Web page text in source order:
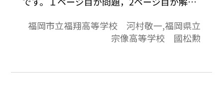
福岡市立福翔高等学校 河村敬一,福岡県立
宗像高等学校 國松勲